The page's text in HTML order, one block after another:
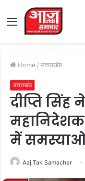
Menu
Home / उत्तराखंड
उत्तराखंड
दीप्ति सिंह
महानिदेशक
में समस्याओं
Aaj Tak Samachar